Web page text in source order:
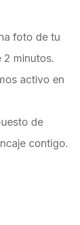
foto de tu
2 minutos.
activo en
de
contigo.